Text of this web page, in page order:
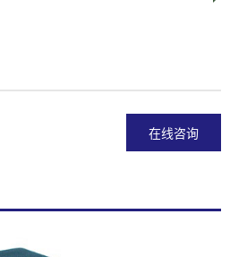
在线咨询